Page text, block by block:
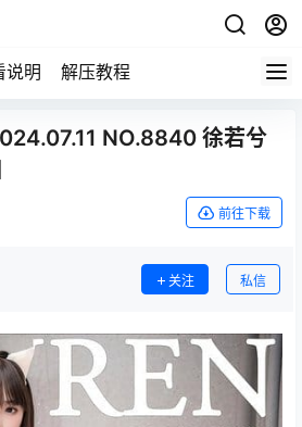
说明 解压教程
NO.8840 徐若兮
前往下载
关注 私信